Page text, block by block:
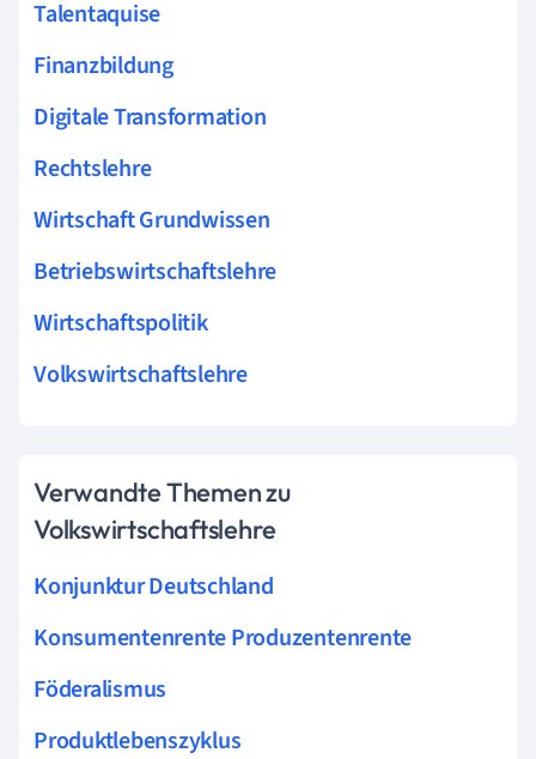
Talentaquise
Finanzbildung
Digitale Transformation
Rechtslehre
Wirtschaft Grundwissen
Betriebswirtschaftslehre
Wirtschaftspolitik
Volkswirtschaftslehre
Verwandte Themen zu
Volkswirtschaftslehre
Konjunktur Deutschland
Konsumentenrente Produzentenrente
Föderalismus
Produktlebenszyklus